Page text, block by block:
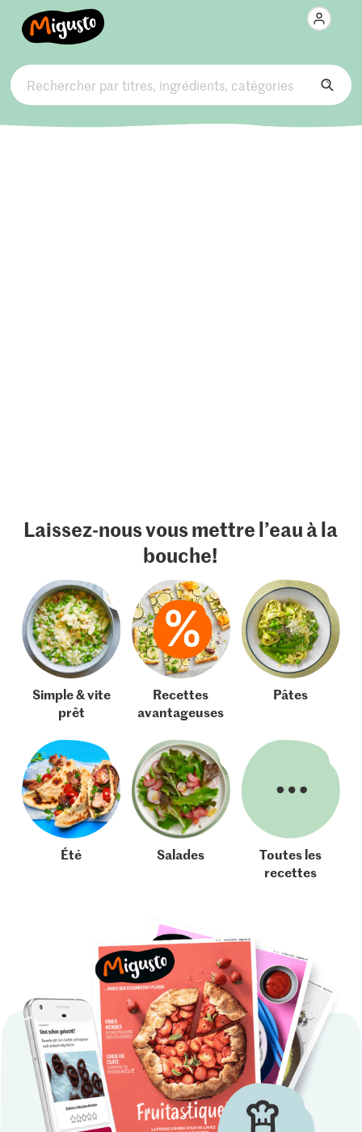
Laissez-nous vous mettre l’eau à la
bouche!
Simple & vite
prêt
Recettes
avantageuses
Pâtes
Été Salades
Toutes les
recettes